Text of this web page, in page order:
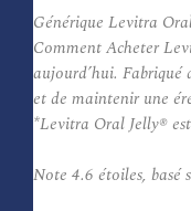
Générique Levitra
Comment Acheter
aujourd’hui. Fabriqué
et de maintenir une
*Levitra Oral Jelly®
Note 4.6 étoiles, basé